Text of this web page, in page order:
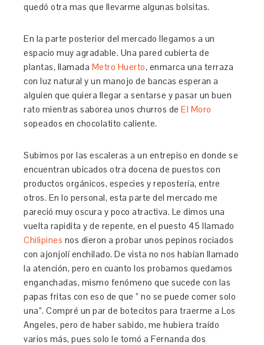
quedó otra mas que llevarme algunas bolsitas.
En la parte posterior del mercado llegamos a un
espacio muy agradable. Una pared cubierta de
plantas, llamada Metro Huerto, enmarca una terraza
con luz natural y un manojo de bancas esperan a
alguien que quiera llegar a sentarse y pasar un buen
rato mientras saborea unos churros deEl Moro
sopeados en chocolatito caliente.
Subimos por las escaleras a un entrepiso en donde se
encuentran ubicados otra docena de puestos con
productos orgánicos, especies y repostería, entre
otros. En lo personal, esta parte del mercado me
pareció muy oscura y poco atractiva. Le dimos una
vuelta rapidita y de repente, en el puesto 45 llamado
Chilipines nos dieron a probar unos pepinos rociados
con ajonjolí enchilado. De vista no nos habían llamado
la atención, pero en cuanto los probamos quedamos
enganchadas, mismo fenómeno que sucede con las
papas fritas con eso de que ” no se puede comer solo
una”. Compré un par de botecitos para traerme a Los
Angeles, pero de haber sabido, me hubiera traído
varios más, pues solo le tomó a Fernanda dos